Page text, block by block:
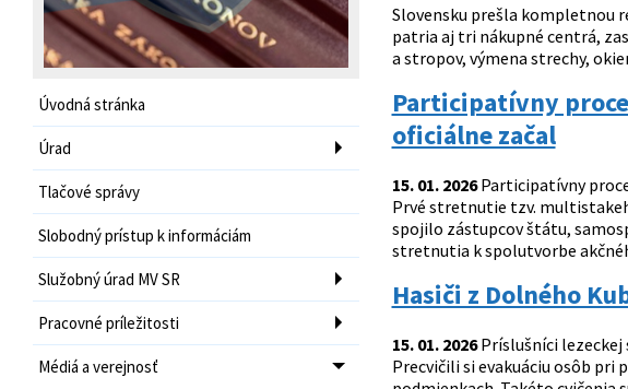
Úvodná stránka
Úrad
Tlačové správy
Slobodný prístup k informáciám
Služobný úrad MV SR
Pracovné príležitosti
Médiá a verejnosť
Slovensku prešla kompletnou
patria aj tri nákupné centrá,
a stropov, výmena strechy,
Participatívny
oficiálne začal
15. 01. 2026Participatívny
Prvé stretnutie tzv.
spojilo zástupcov štátu,
stretnutia k spolutvorbe
Hasiči z Dolného
15. 01. 2026Príslušníci lezeckej
Precvičili si evakuáciu osôb pri